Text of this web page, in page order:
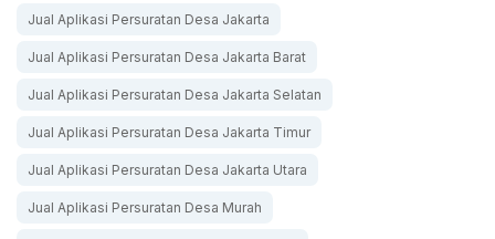
Jual Aplikasi Persuratan Desa Jakarta
Jual Aplikasi Persuratan Desa Jakarta Barat
Jual Aplikasi Persuratan Desa Jakarta Selatan
Jual Aplikasi Persuratan Desa Jakarta Timur
Jual Aplikasi Persuratan Desa Jakarta Utara
Jual Aplikasi Persuratan Desa Murah